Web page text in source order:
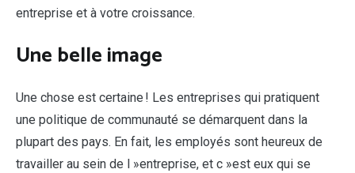
entreprise et à votre croissance.
Une belle image
Une chose est certaine ! Les entreprises qui pratiquent
une politique de communauté se démarquent dans la
plupart des pays. En fait, les employés sont heureux de
travailler au sein de l »entreprise, et c »est eux qui se